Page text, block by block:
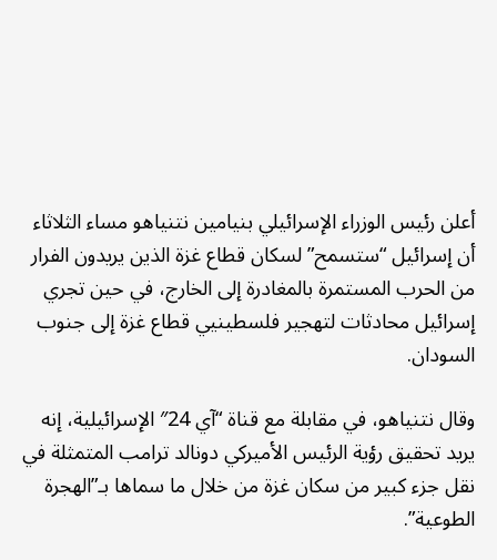
أعلن رئيس الوزراء الإسرائيلي بنيامين نتنياهو مساء الثلاثاء
أن إسرائيل “ستسمح” لسكان قطاع غزة الذين يريدون الفرار
من الحرب المستمرة بالمغادرة إلى الخارج، في حين تجري
إسرائيل محادثات لتهجير فلسطينيي قطاع غزة إلى جنوب
السودان.
وقال نتنياهو، في مقابلة مع قناة “آي 24″ الإسرائيلية، إنه
يريد تحقيق رؤية الرئيس الأميركي دونالد ترامب المتمثلة في
نقل جزء كبير من سكان غزة من خلال ما سماها بـ”الهجرة
الطوعية”.